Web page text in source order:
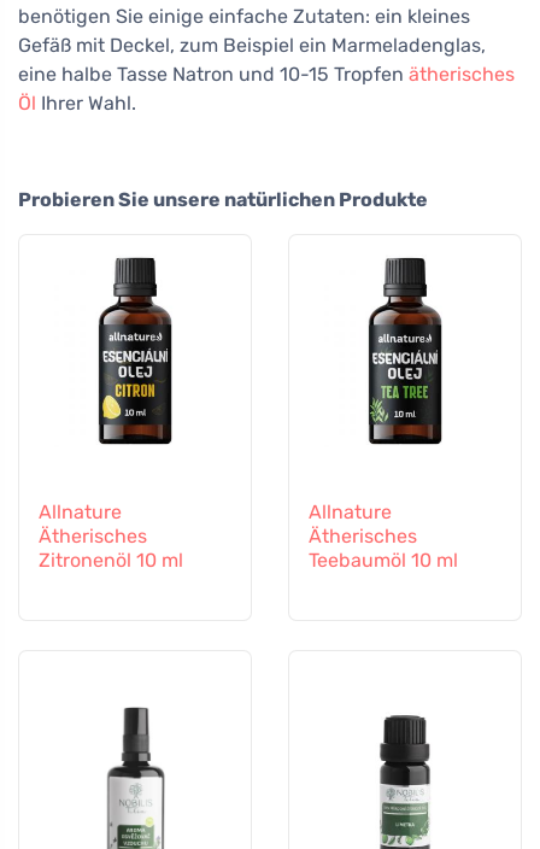
benötigen Sie einige einfache Zutaten: ein kleines
Gefäß mit Deckel, zum Beispiel ein Marmeladenglas,
eine halbe Tasse Natron und 10-15 Tropfen ätherisches
Öl Ihrer Wahl.
Probieren Sie unsere natürlichen Produkte
Allnature
Ätherisches
Zitronenöl 10 ml
Allnature
Ätherisches
Teebaumöl 10 ml